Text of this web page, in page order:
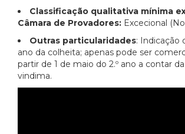
Classificação qualitativa mínima
Câmara de Provadores: Excecional
Outras particularidades: Indicação
ano da colheita; apenas pode ser
partir de 1 de maio do 2.º ano a contar
vindima.